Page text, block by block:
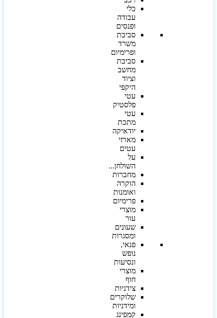
כלי
עבודה
ופנסים
סביבת
משרד
ופרימיום
סביבת
מחשב
וציוד
היקפי
עטי
פלסטיק
עטי
מתכת
יודאיקה
מארזי
עטים
על
השולחן...
מחברות
הוקרה
ואומנות
פרימיום
מוצרי
עור
שעונים
ומסגרות
פנאי,
נופש
ונסיעות
מוצרי
חוף
צידניות
שלוקרים
ומידניות
קמפינג